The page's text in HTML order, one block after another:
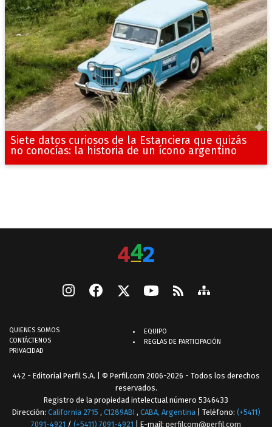
Siete datos curiosos de la Estanciera que quizás
no conocías: la historia de un ícono argentino
QUIENES SOMOS
CONTÁCTENOS
PRIVACIDAD
EQUIPO
REGLAS DE PARTICIPACIÓN
442 - Editorial Perfil S.A. | © Perfil.com 2006-2026 - Todos los derechos
reservados.
Registro de la propiedad intelectual número 5346433
Dirección: California 2715 , C1289ABI , CABA, Argentina | Teléfono: (+5411)
7091-4921 / (+5411) 7091-4921 | E-mail: perfilcom@perfil.com